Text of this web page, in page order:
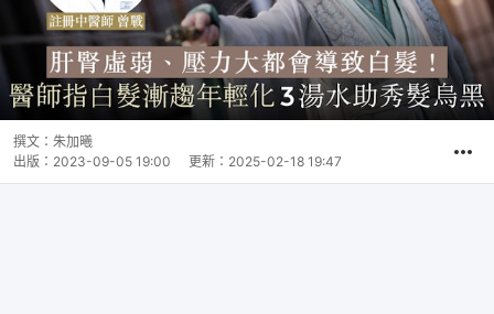
撰文： 朱加曦
出版： 2023-09-05 19:00 更新： 2025-02-18 19:47